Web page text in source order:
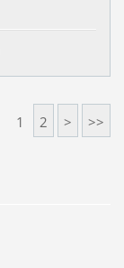
1 2 > >>